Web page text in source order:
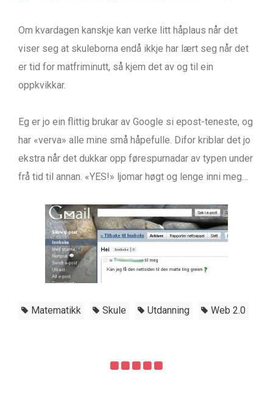
Om kvardagen kanskje kan verke litt håplaus når det
viser seg at skuleborna endå ikkje har lært seg når det
er tid for matfriminutt, så kjem det av og til ein
oppkvikkar.
Eg er jo ein flittig brukar av Google si epost-teneste, og
har «verva» alle mine små håpefulle. Difor kriblar det jo
ekstra når det dukkar opp førespurnadar av typen under
frå tid til annan. «YES!» ljomar høgt og lenge inni meg…
Matematikk Skule Utdanning Web 2.0